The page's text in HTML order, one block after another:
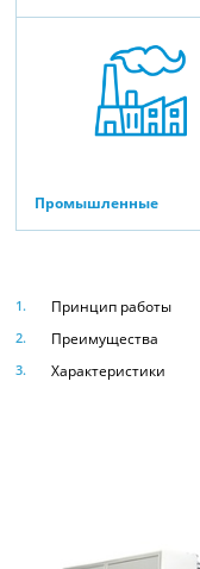
Промышленные
Принцип работы
Преимущества
Характеристики